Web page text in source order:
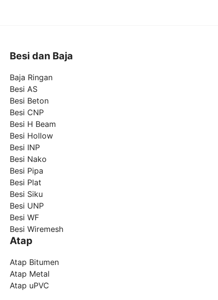
Besi dan Baja
Baja Ringan
Besi AS
Besi Beton
Besi CNP
Besi H Beam
Besi Hollow
Besi INP
Besi Nako
Besi Pipa
Besi Plat
Besi Siku
Besi UNP
Besi WF
Besi Wiremesh
Atap
Atap Bitumen
Atap Metal
Atap uPVC